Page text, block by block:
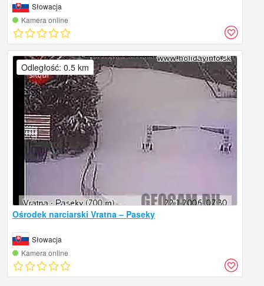
Słowacja
Kamera online
Ośrodek narciarski Vratna – Paseky
Słowacja
Kamera online
Odległość: 0.5 km